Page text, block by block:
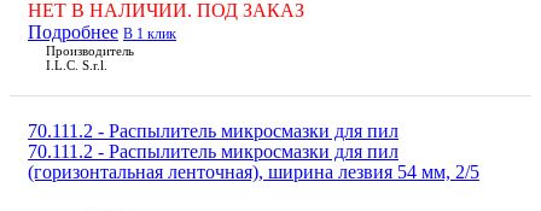
НЕТ В НАЛИЧИИ. ПОД ЗАКАЗ
Подробнее В 1 клик
Производитель
I.L.C. S.r.l.
70.111.2 - Распылитель микросмазки для пил
70.111.2 - Распылитель микросмазки для пил
(горизонтальная ленточная), ширина лезвия 54 мм, 2/5